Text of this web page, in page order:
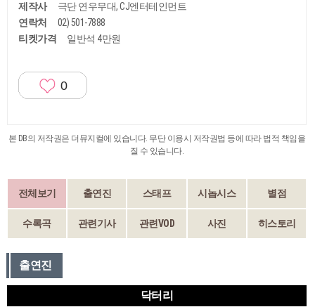
제작사
극단 연우무대, CJ엔터테인먼트
연락처
02) 501-7888
티켓가격
일반석 4만원
0
본 DB의 저작권은 더뮤지컬에 있습니다. 무단 이용시 저작권법 등에 따라 법적 책임을
질 수 있습니다.
전체보기 출연진 스태프 시놉시스 별점
수록곡 관련기사 관련VOD 사진 히스토리
출연진
닥터리